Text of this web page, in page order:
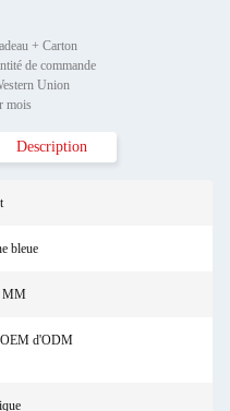
+ Carton
de commande
Union
mois
Description
bleue
MM
d'ODM